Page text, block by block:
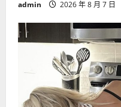
admin 2026 年 8 月 7 日